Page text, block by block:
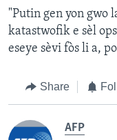
"Putin gen yon gwo
katastwofik e sèl
eseye sèvi fòs li a,
Share
AFP